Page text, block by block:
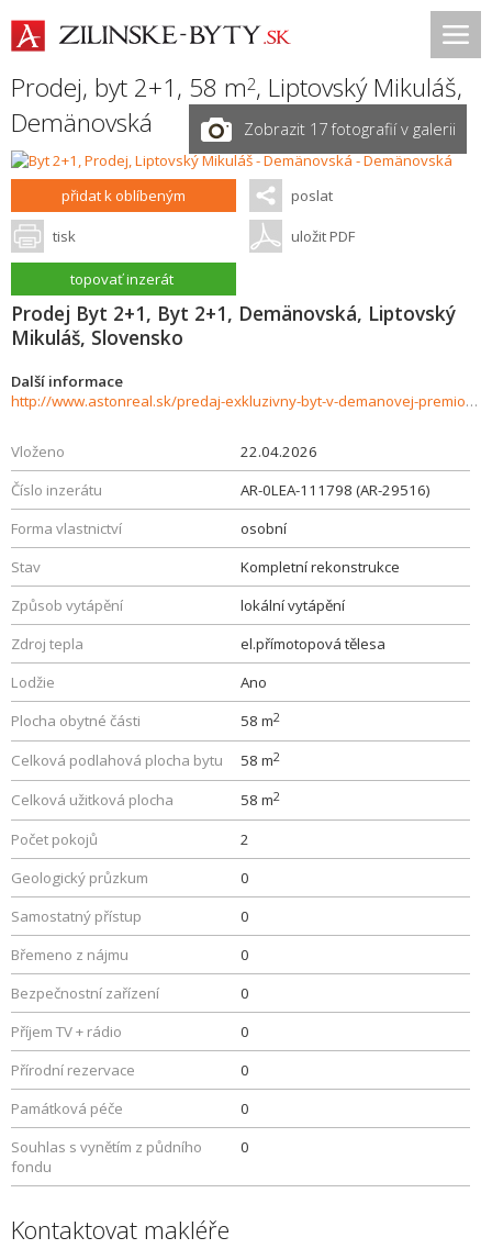
Prodej, byt 2+1, 58 m2, Liptovský Mikuláš,
Demänovská
Zobrazit 17 fotografií v galerii
přidat k oblíbeným poslat
tisk uložit PDF
topovať inzerát
Prodej Byt 2+1, Byt 2+1, Demänovská, Liptovský
Mikuláš, Slovensko
Další informace
http://www.astonreal.sk/predaj-exkluzivny-byt-v-demanovej-premiova-lokalita-pri-jasnej-992114
Vloženo
22.04.2026
Číslo inzerátu
AR-0LEA-111798 (AR-29516)
Forma vlastnictví
osobní
Stav
Kompletní rekonstrukce
Způsob vytápění
lokální vytápění
Zdroj tepla
el.přímotopová tělesa
Lodžie
Ano
Plocha obytné části
58 m2
Celková podlahová plocha bytu 58 m2
Celková užitková plocha 58 m2
Počet pokojů
2
Geologický průzkum
0
Samostatný přístup
0
Břemeno z nájmu
0
Bezpečnostní zařízení
0
Příjem TV + rádio
0
Přírodní rezervace
0
Památková péče
0
Souhlas s vynětím z půdního
fondu
0
Kontaktovat makléře